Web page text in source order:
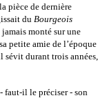
pièce de dernière
du Bourgeois
monté sur une
petite amie de l’époque
sévit durant trois années,
faut-il le préciser - son